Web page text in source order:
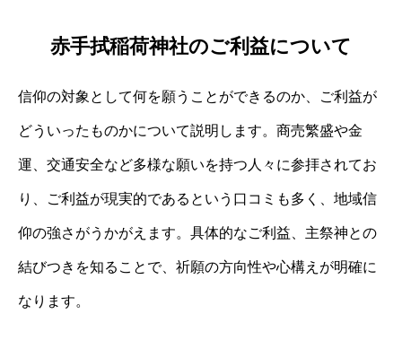
赤手拭稲荷神社のご利益について
信仰の対象として何を願うことができるのか、ご利益が
どういったものかについて説明します。商売繁盛や金
運、交通安全など多様な願いを持つ人々に参拝されてお
り、ご利益が現実的であるという口コミも多く、地域信
仰の強さがうかがえます。具体的なご利益、主祭神との
結びつきを知ることで、祈願の方向性や心構えが明確に
なります。